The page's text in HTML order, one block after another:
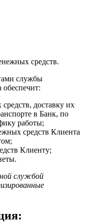
средств.
службы
доставку их
в Банк, по
работы;
средств Клиента
Клиенту;
службой